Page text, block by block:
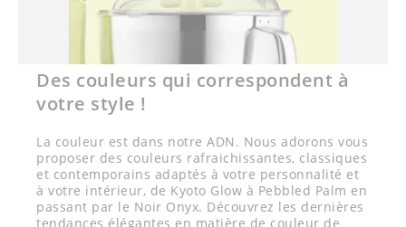
Des couleurs qui correspondent à
votre style !
La couleur est dans notre ADN. Nous adorons vous
proposer des couleurs rafraichissantes, classiques
et contemporains adaptés à votre personnalité et
à votre intérieur, de Kyoto Glow à Pebbled Palm en
passant par le Noir Onyx. Découvrez les dernières
tendances élégantes en matière de couleur de